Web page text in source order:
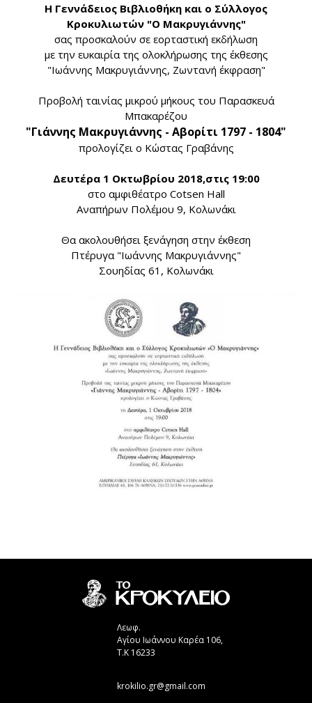
Η Γεννάδειος Βιβλιοθήκη και ο Σύλλογος
Κροκυλιωτών "Ο Μακρυγιάννης"
σας προσκαλούν σε εορταστική εκδήλωση
με την ευκαιρία της ολοκλήρωσης της έκθεσης
"Ιωάννης Μακρυγιάννης, Ζωντανή έκφραση"
Προβολή ταινίας μικρού μήκους του Παρασκευά
Μπακαρέζου
"Γιάννης Μακρυγιάννης - Αβορίτι 1797 - 1804"
προλογίζει ο Κώστας Γραβάνης
Δευτέρα 1 Οκτωβρίου 2018,στις 19:00
στο αμφιθέατρο Cotsen Hall
Αναπήρων Πολέμου 9, Κολωνάκι
Θα ακολουθήσει ξενάγηση στην έκθεση
Πτέρυγα "Ιωάννης Μακρυγιάννης"
Σουηδίας 61, Κολωνάκι
Λεωφ.
Αγίου Ιωάννου Καρέα 106,
Τ.Κ 16233
krokilio.gr@gmail.com